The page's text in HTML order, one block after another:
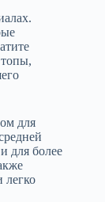
для
для более
легко